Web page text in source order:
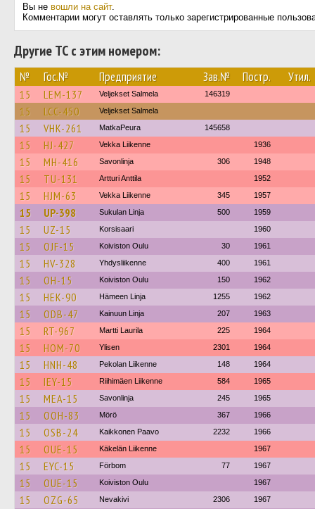
Вы не вошли на сайт.
Комментарии могут оставлять только зарегистрированные
Другие ТС с этим номером:
№ Гос.№ Предприятие Зав.№ Постр. Утил.
15 LEM-137 Veljekset Salmela 146319
15 LCC-450 Veljekset Salmela
15 VHK-261 MatkaPeura 145658
15 HJ-427 Vekka Liikenne 1936
15 MH-416 Savonlinja 306 1948
15 TU-131 Artturi Anttila 1952
15 HJM-63 Vekka Liikenne 345 1957
15 UP-398 Sukulan Linja 500 1959
15 UZ-15 Korsisaari 1960
15 OJF-15 Koiviston Oulu 30 1961
15 HV-328 Yhdysliikenne 400 1961
15 OH-15 Koiviston Oulu 150 1962
15 HEK-90 Hämeen Linja 1255 1962
15 ODB-47 Kainuun Linja 207 1963
15 RT-967 Martti Laurila 225 1964
15 HOM-70 Ylisen 2301 1964
15 HNH-48 Pekolan Liikenne 148 1964
15 IEY-15 Riihimäen Liikenne 584 1965
15 MEA-15 Savonlinja 245 1965
15 OOH-83 Mörö 367 1966
15 OSB-24 Kaikkonen Paavo 2232 1966
15 OUE-15 Käkelän Liikenne 1967
15 EYC-15 Förbom 77 1967
15 OUE-15 Koiviston Oulu 1967
15 OZG-65 Nevakivi 2306 1967